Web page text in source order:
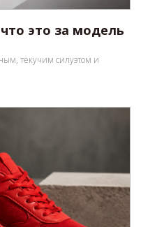
это за модель
текучим силуэтом и